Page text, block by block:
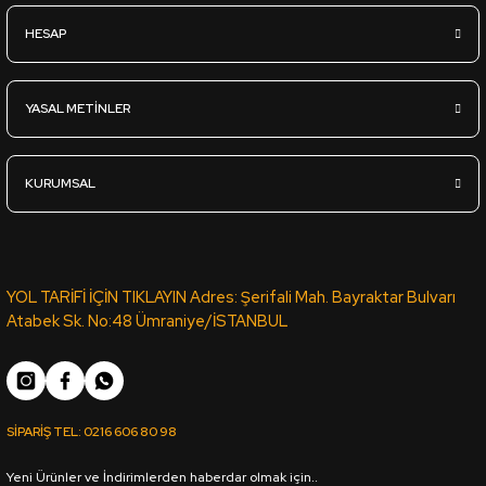
YT-98D VİZON LATTE KOTON VİZON PVC ROMA KENAR
1.841,40TL
HESAP
YASAL METİNLER
KURUMSAL
YOL TARİFİ İÇİN TIKLAYIN Adres: Şerifali Mah. Bayraktar Bulvarı
Atabek Sk. No:48 Ümraniye/İSTANBUL
SİPARİŞ TEL:0216 606 80 98
Yeni Ürünler ve İndirimlerden haberdar olmak için..